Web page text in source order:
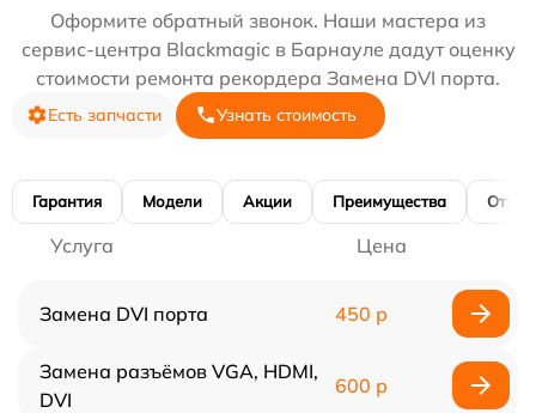
Оформите обратный звонок. Наши мастера из
сервис-центра Blackmagic в Барнауле дадут оценку
стоимости ремонта рекордера Замена DVI порта.
Есть запчасти Узнать стоимость
Гарантия Модели Акции Преимущества
Услуга Цена
Замена DVI порта 450 р
Замена разъёмов VGA, HDMI,
DVI
600 р